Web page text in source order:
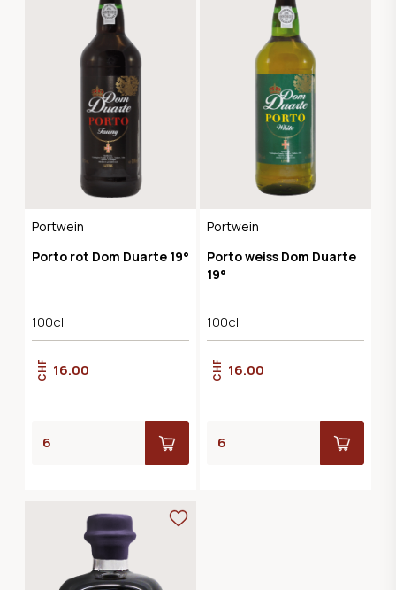
Portwein
Porto rot Dom Duarte 19°
100cl
CHF 16.00
Portwein
Porto weiss Dom Duarte
19°
100cl
CHF 16.00